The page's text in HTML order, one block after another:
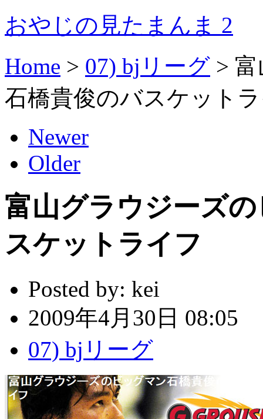
おやじの見たまんま 2
Home > 07) bjリーグ >
石橋貴俊のバスケット
Newer
Older
富山グラウジーズ
スケットライフ
Posted by: kei
2009年4月30日 08:05
07) bjリーグ